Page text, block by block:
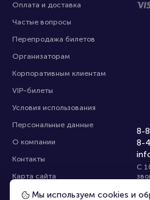
Оплата и доставка
Частые вопросы
Перепродажа билетов
Организаторам
Корпоративным клиентам
VIP-билеты
Условия использования
Персональные данные
О компании
Контакты
Карта сайта
Управление cookies
8-
8-
С
Мы используем cookies и